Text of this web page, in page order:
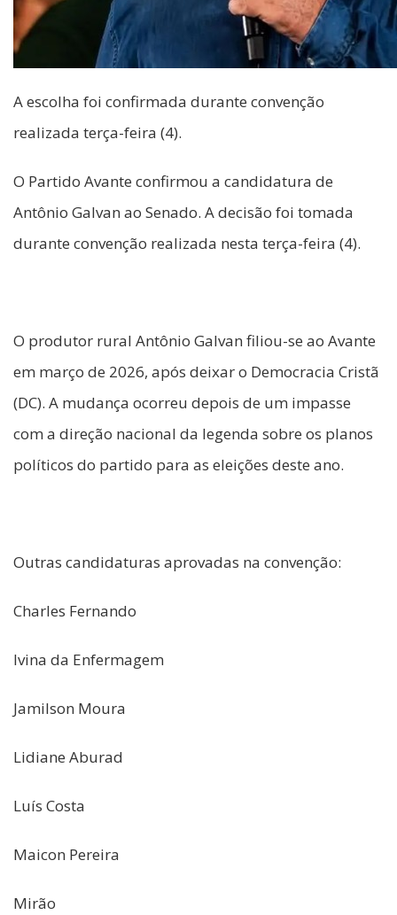
A escolha foi confirmada durante convenção
realizada terça-feira (4).
O Partido Avante confirmou a candidatura de
Antônio Galvan ao Senado. A decisão foi tomada
durante convenção realizada nesta terça-feira (4).
O produtor rural Antônio Galvan filiou-se ao Avante
em março de 2026, após deixar o Democracia Cristã
(DC). A mudança ocorreu depois de um impasse
com a direção nacional da legenda sobre os planos
políticos do partido para as eleições deste ano.
Outras candidaturas aprovadas na convenção:
Charles Fernando
Ivina da Enfermagem
Jamilson Moura
Lidiane Aburad
Luís Costa
Maicon Pereira
Mirão